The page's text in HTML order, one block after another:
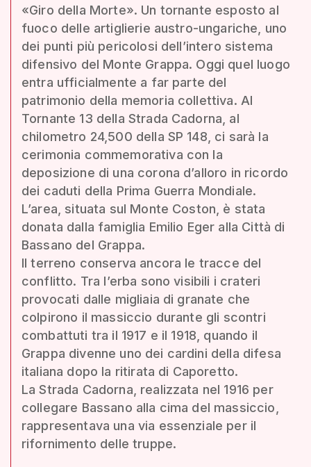
«Giro della Morte». Un tornante esposto al
fuoco delle artiglierie austro-ungariche, uno
dei punti più pericolosi dell’intero sistema
difensivo del Monte Grappa. Oggi quel luogo
entra ufficialmente a far parte del
patrimonio della memoria collettiva. Al
Tornante 13 della Strada Cadorna, al
chilometro 24,500 della SP 148, ci sarà la
cerimonia commemorativa con la
deposizione di una corona d’alloro in ricordo
dei caduti della Prima Guerra Mondiale.
L’area, situata sul Monte Coston, è stata
donata dalla famiglia Emilio Eger alla Città di
Bassano del Grappa.
Il terreno conserva ancora le tracce del
conflitto. Tra l’erba sono visibili i crateri
provocati dalle migliaia di granate che
colpirono il massiccio durante gli scontri
combattuti tra il 1917 e il 1918, quando il
Grappa divenne uno dei cardini della difesa
italiana dopo la ritirata di Caporetto.
La Strada Cadorna, realizzata nel 1916 per
collegare Bassano alla cima del massiccio,
rappresentava una via essenziale per il
rifornimento delle truppe.